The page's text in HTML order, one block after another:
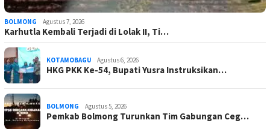
BOLMONG Agustus 7, 2026
Karhutla Kembali Terjadi di Lolak II, Ti…
KOTAMOBAGU Agustus 6, 2026
HKG PKK Ke-54, Bupati Yusra Instruksikan…
BOLMONG Agustus 5, 2026
Pemkab Bolmong Turunkan Tim Gabungan Ceg…